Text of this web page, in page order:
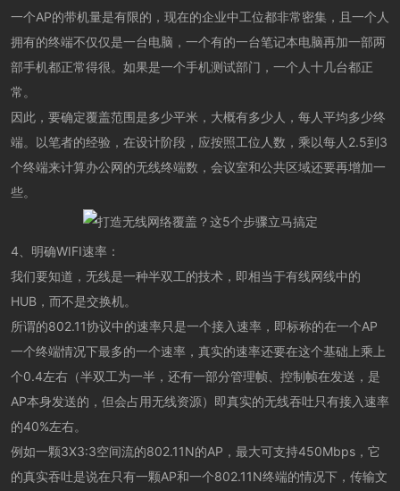
一个AP的带机量是有限的，现在的企业中工位都非常密集，且一个人
拥有的终端不仅仅是一台电脑，一个有的一台笔记本电脑再加一部两
部手机都正常得很。如果是一个手机测试部门，一个人十几台都正
常。
因此，要确定覆盖范围是多少平米，大概有多少人，每人平均多少终
端。以笔者的经验，在设计阶段，应按照工位人数，乘以每人2.5到3
个终端来计算办公网的无线终端数，会议室和公共区域还要再增加一
些。
4、明确WIFI速率：
我们要知道，无线是一种半双工的技术，即相当于有线网线中的
HUB，而不是交换机。
所谓的802.11协议中的速率只是一个接入速率，即标称的在一个AP
一个终端情况下最多的一个速率，真实的速率还要在这个基础上乘上
个0.4左右（半双工为一半，还有一部分管理帧、控制帧在发送，是
AP本身发送的，但会占用无线资源）即真实的无线吞吐只有接入速率
的40%左右。
例如一颗3X3:3空间流的802.11N的AP，最大可支持450Mbps，它
的真实吞吐是说在只有一颗AP和一个802.11N终端的情况下，传输文